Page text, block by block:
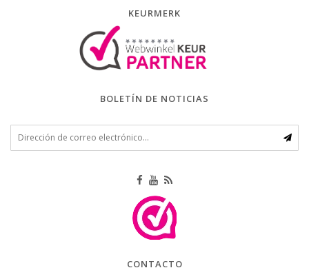
KEURMERK
BOLETÍN DE NOTICIAS
CONTACTO